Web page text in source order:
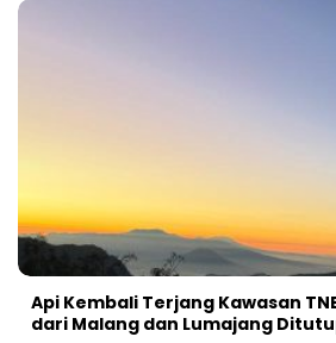
Api Kembali Terjang Kawasan
dari Malang dan Lumajang